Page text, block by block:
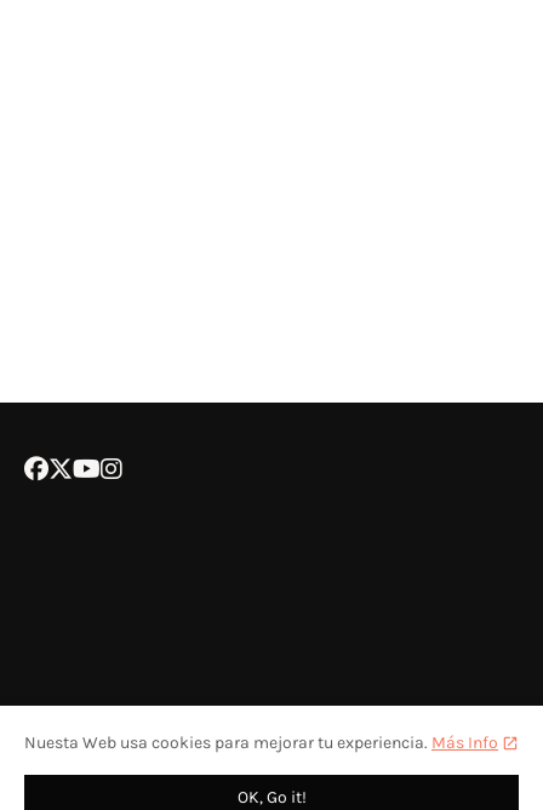
POLÍTICA DE COOKIESCONTACTA CON NOSOTROSCOLABORA
Nuesta Web usa cookies para mejorar tu experiencia. Más Info
OK, Go it!